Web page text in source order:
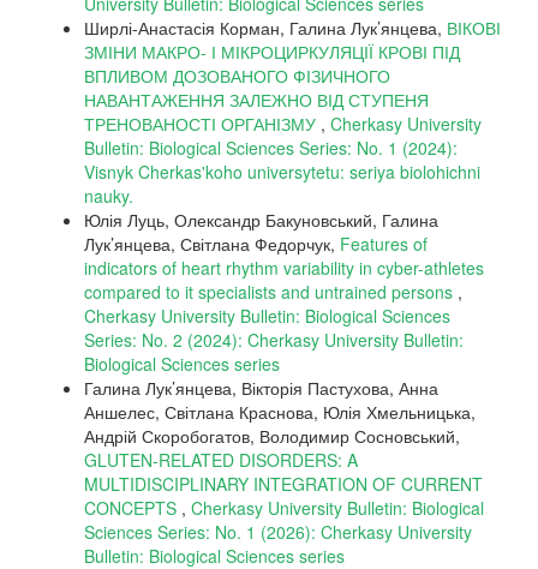
Ширлі-Анастасія Корман, Галина Лук’янцева, ВІКОВІ
ЗМІНИ МАКРО- І МІКРОЦИРКУЛЯЦІЇ КРОВІ ПІД
ВПЛИВОМ ДОЗОВАНОГО ФІЗИЧНОГО
НАВАНТАЖЕННЯ ЗАЛЕЖНО ВІД СТУПЕНЯ
ТРЕНОВАНОСТІ ОРГАНІЗМУ , Cherkasy University
Bulletin: Biological Sciences Series: No. 1 (2024):
Visnyk Cherkas'koho universytetu: seriya biolohichni
nauky.
Юлія Луць, Олександр Бакуновський, Галина
Лук’янцева, Світлана Федорчук, Features of
indicators of heart rhythm variability in cyber-athletes
compared to it specialists and untrained persons ,
Cherkasy University Bulletin: Biological Sciences
Series: No. 2 (2024): Cherkasy University Bulletin:
Biological Sciences series
Галина Лук’янцева, Вікторія Пастухова, Анна
Аншелес, Світлана Краснова, Юлія Хмельницька,
Андрій Скоробогатов, Володимир Сосновський,
GLUTEN-RELATED DISORDERS: A
MULTIDISCIPLINARY INTEGRATION OF CURRENT
CONCEPTS , Cherkasy University Bulletin: Biological
Sciences Series: No. 1 (2026): Cherkasy University
Bulletin: Biological Sciences series